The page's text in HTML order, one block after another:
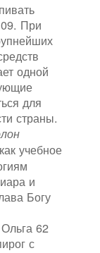
При
одной
для
страны.
как учебное
и
Богу
62
с